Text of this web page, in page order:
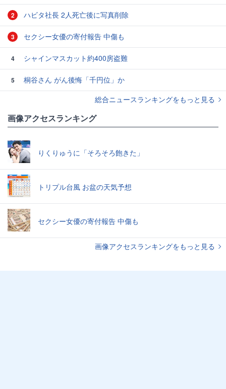
2 ハビタ社長 2人死亡後に写真削除
3 セクシー女優の寄付報告 中傷も
4 シャインマスカット約400房盗難
5
桐谷さん がん後悔「千円位」か
総合ニュースランキングをもっと見る
画像アクセスランキング
りくりゅうに「そろそろ飽きた」
トリプル台風 お盆の天気予想
セクシー女優の寄付報告 中傷も
画像アクセスランキングをもっと見る